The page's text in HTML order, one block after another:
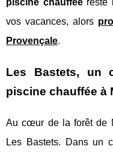
vos vacances, alors
Provençale.
Les Bastets, un
piscine chauffée à
Au cœur de la forêt de
Les Bastets. Dans un